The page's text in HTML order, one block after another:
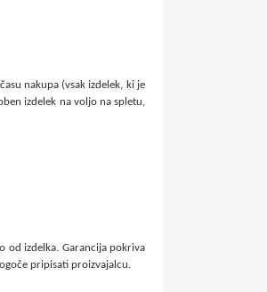
nakupa (vsak izdelek, ki je
izdelek na voljo na spletu,
od izdelka. Garancija pokriva
pripisati proizvajalcu.